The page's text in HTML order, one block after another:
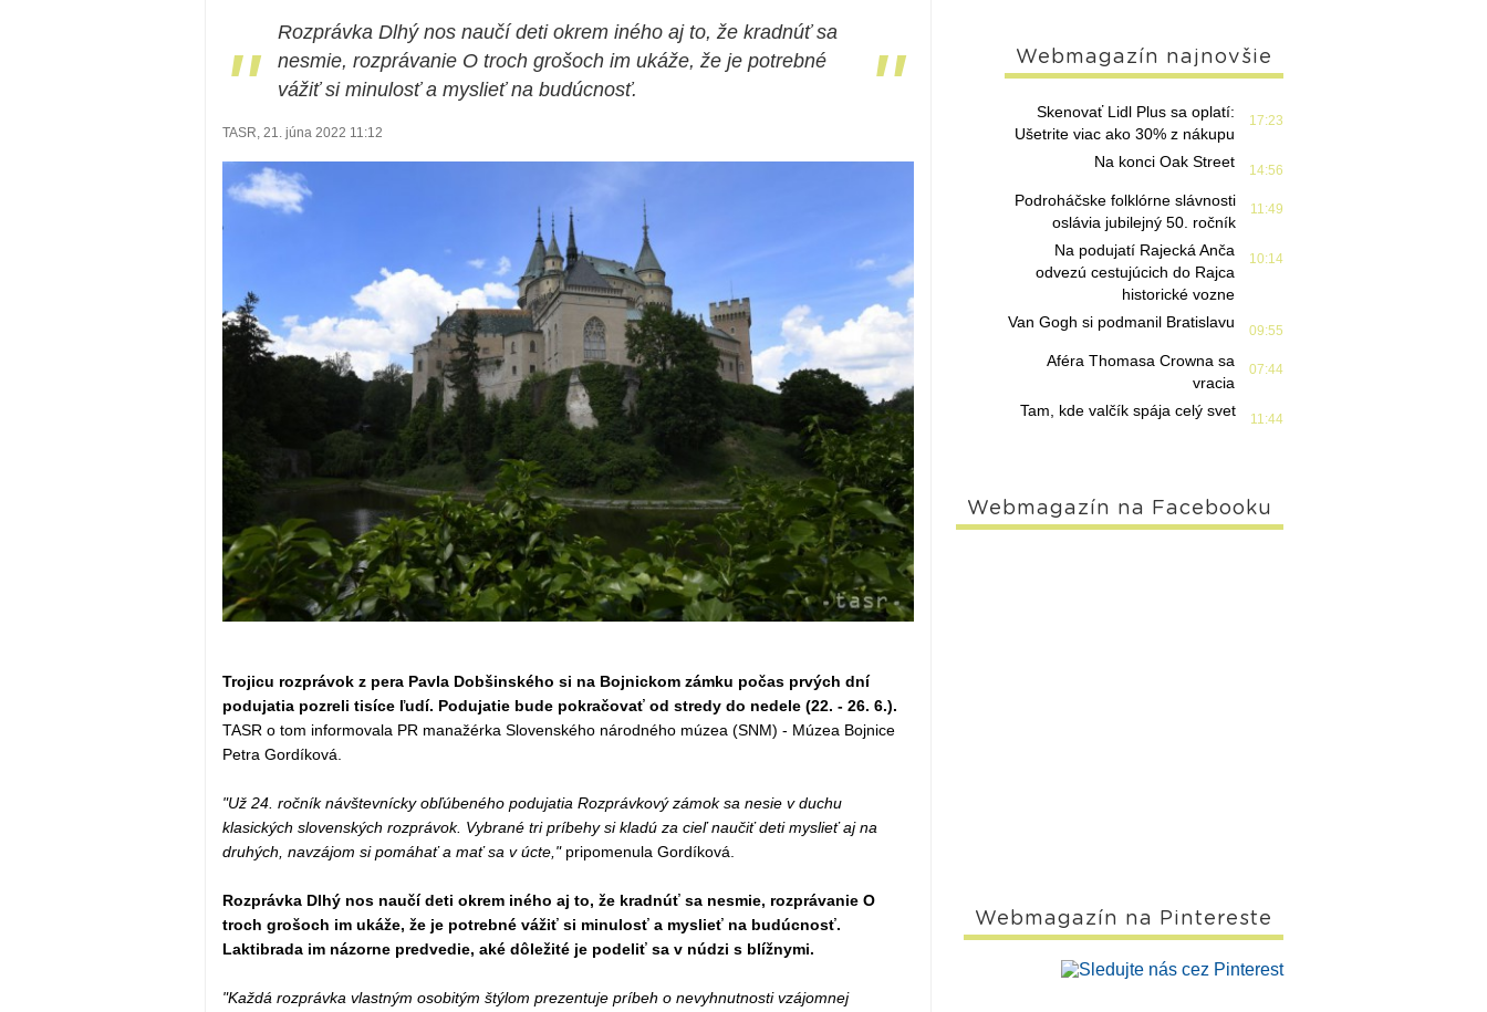
"
Rozprávka Dlhý nos naučí deti okrem iného aj to, že kradnúť sa
nesmie, rozprávanie O troch grošoch im ukáže, že je potrebné
vážiť si minulosť a myslieť na budúcnosť.
"
TASR, 21. júna 2022 11:12
Trojicu rozprávok z pera Pavla Dobšinského si na Bojnickom zámku počas prvých dní
podujatia pozreli tisíce ľudí. Podujatie bude pokračovať od stredy do nedele (22. - 26. 6.).
TASR o tom informovala PR manažérka Slovenského národného múzea (SNM) - Múzea Bojnice
Petra Gordíková.
"Už 24. ročník návštevnícky obľúbeného podujatia Rozprávkový zámok sa nesie v duchu
klasických slovenských rozprávok. Vybrané tri príbehy si kladú za cieľ naučiť deti myslieť aj na
druhých, navzájom si pomáhať a mať sa v úcte,"pripomenula Gordíková.
Rozprávka Dlhý nos naučí deti okrem iného aj to, že kradnúť sa nesmie, rozprávanie O
troch grošoch im ukáže, že je potrebné vážiť si minulosť a myslieť na budúcnosť.
Laktibrada im názorne predvedie, aké dôležité je podeliť sa v núdzi s blížnymi.
"Každá rozprávka vlastným osobitým štýlom prezentuje príbeh o nevyhnutnosti vzájomnej
Webmagazín najnovšie
17:23
Skenovať Lidl Plus sa oplatí:
Ušetrite viac ako 30% z nákupu
14:56
Na konci Oak Street
11:49
Podroháčske folklórne slávnosti
oslávia jubilejný 50. ročník
10:14
Na podujatí Rajecká Anča
odvezú cestujúcich do Rajca
historické vozne
09:55
Van Gogh si podmanil Bratislavu
07:44
Aféra Thomasa Crowna sa
vracia
11:44
Tam, kde valčík spája celý svet
Webmagazín na Facebooku
Webmagazín na Pintereste